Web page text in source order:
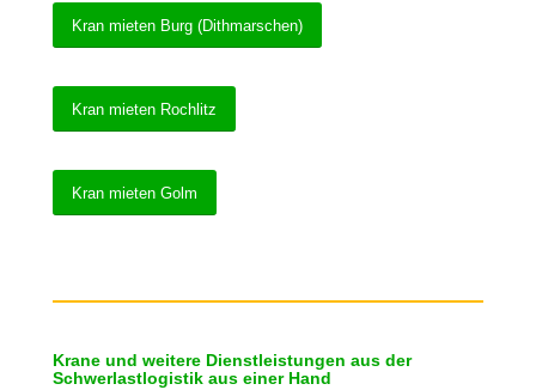
Kran mieten Burg (Dithmarschen)
Kran mieten Rochlitz
Kran mieten Golm
Krane und weitere Dienstleistungen aus der
Schwerlastlogistik aus einer Hand